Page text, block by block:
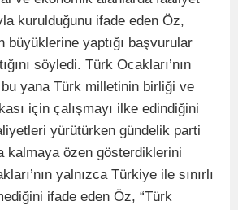
kurulduğunu ifade eden Öz,
büyüklerine yaptığı başvurular
söyledi. Türk Ocakları’nın
yana Türk milletinin birliği ve
için çalışmayı ilke edindiğini
yürütürken gündelik parti
kalmaya özen gösterdiklerini
yalnızca Türkiye ile sınırlı
ifade eden Öz, “Türk